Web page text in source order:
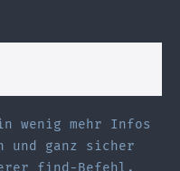
wenig mehr Infos
und ganz sicher
find-Befehl.